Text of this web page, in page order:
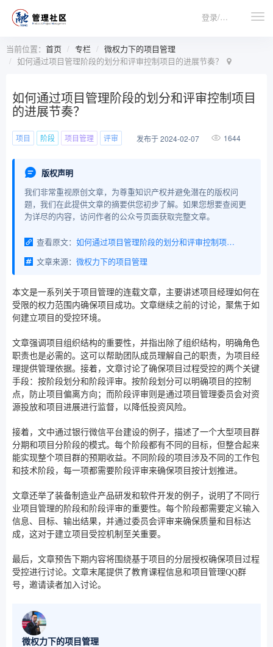
登录/注册
当前位置： 首页 专栏
微权力下的项目管理
如何通过项目管理阶段的划分和评审控制项目的进展节奏？
如何通过项目管理阶段的划分和评审控制项目
的进展节奏？
项目 阶段 项目管理 评审 发布于 2024-02-07 1644
版权声明
我们非常重视原创文章，为尊重知识产权并避免潜在的版权问
题，我们在此提供文章的摘要供您初步了解。如果您想要查阅更
为详尽的内容，访问作者的公众号页面获取完整文章。
查看原文：
如何通过项目管理阶段的划分和评审控制项目的进展节奏？
文章来源： 微权力下的项目管理
本文是一系列关于项目管理的连载文章，主要讲述项目经理如何在
受限的权力范围内确保项目成功。文章继续之前的讨论，聚焦于如
何建立项目的受控环境。
文章强调项目组织结构的重要性，并指出除了组织结构，明确角色
职责也是必需的。这可以帮助团队成员理解自己的职责，为项目经
理提供管理依据。接着，文章讨论了确保项目过程受控的两个关键
手段：按阶段划分和阶段评审。按阶段划分可以明确项目的控制
点，防止项目偏离方向；而阶段评审则是通过项目管理委员会对资
源投放和项目进展进行监督，以降低投资风险。
接着，文中通过银行微信平台建设的例子，描述了一个大型项目群
分期和项目分阶段的模式。每个阶段都有不同的目标，但整合起来
能实现整个项目群的预期收益。不同阶段的项目涉及不同的工作包
和技术阶段，每一项都需要阶段评审来确保项目按计划推进。
文章还举了装备制造业产品研发和软件开发的例子，说明了不同行
业项目管理的阶段和阶段评审的重要性。每个阶段都需要定义输入
信息、目标、输出结果，并通过委员会评审来确保质量和目标达
成，这对于建立项目受控机制至关重要。
最后，文章预告下期内容将围绕基于项目的分层授权确保项目过程
受控进行讨论。文章末尾提供了教育课程信息和项目管理QQ群
号，邀请读者加入讨论。
微权力下的项目管理